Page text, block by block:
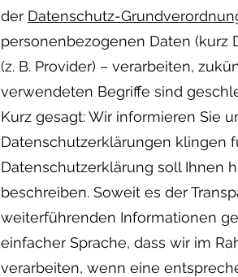
der Datenschutz-
personenbezogenen Daten (kurz
(z. B. Provider) – verarbeiten,
verwendeten Begriffe sind
Kurz gesagt: Wir informieren Sie
Datenschutzerklärungen klingen
Datenschutzerklärung soll Ihnen
beschreiben. Soweit es der
weiterführenden Informationen
einfacher Sprache, dass wir im
verarbeiten, wenn eine